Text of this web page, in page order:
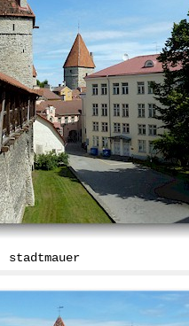
stadtmauer